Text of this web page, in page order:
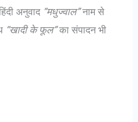
अनुवाद “मधुज्वाल”नाम से
“खादी के फूल”का संपादन भी